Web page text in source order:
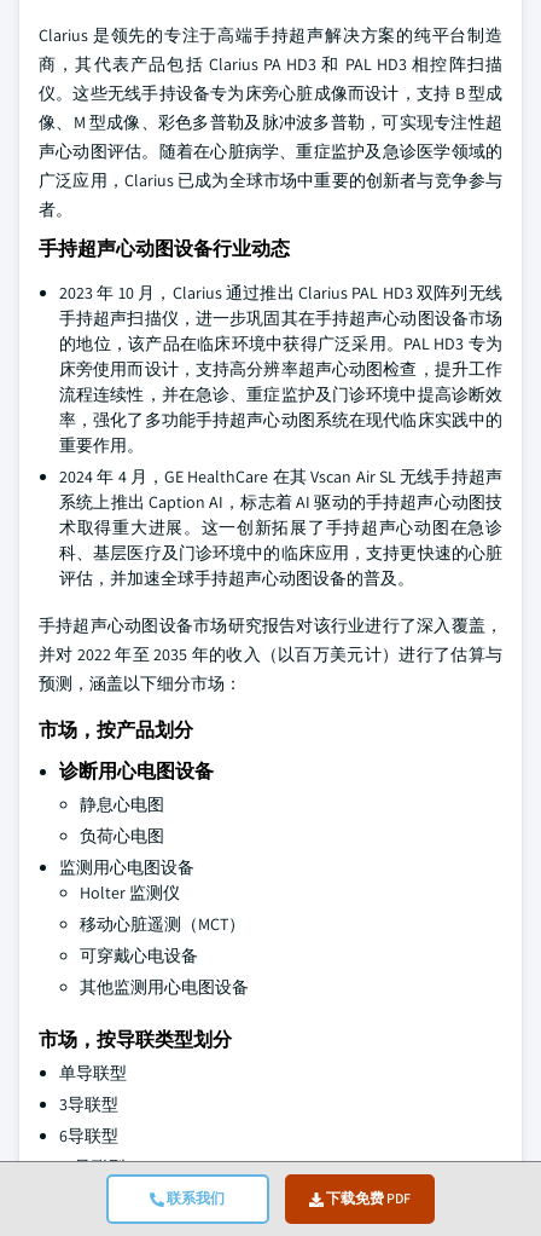
联系我们 下载免费 PDF
Clarius 是领先的专注于高端手持超声解决方案的纯平台制造
商，其代表产品包括 Clarius PA HD3 和 PAL HD3 相控阵扫描
仪。这些无线手持设备专为床旁心脏成像而设计，支持 B 型成
像、M 型成像、彩色多普勒及脉冲波多普勒，可实现专注性超
声心动图评估。随着在心脏病学、重症监护及急诊医学领域的
广泛应用，Clarius 已成为全球市场中重要的创新者与竞争参与
者。
手持超声心动图设备行业动态
2023 年 10 月，Clarius 通过推出 Clarius PAL HD3 双阵列无线
手持超声扫描仪，进一步巩固其在手持超声心动图设备市场
的地位，该产品在临床环境中获得广泛采用。PAL HD3 专为
床旁使用而设计，支持高分辨率超声心动图检查，提升工作
流程连续性，并在急诊、重症监护及门诊环境中提高诊断效
率，强化了多功能手持超声心动图系统在现代临床实践中的
重要作用。
2024 年 4 月，GE HealthCare 在其 Vscan Air SL 无线手持超声
系统上推出 Caption AI，标志着 AI 驱动的手持超声心动图技
术取得重大进展。这一创新拓展了手持超声心动图在急诊
科、基层医疗及门诊环境中的临床应用，支持更快速的心脏
评估，并加速全球手持超声心动图设备的普及。
手持超声心动图设备市场研究报告对该行业进行了深入覆盖，
并对 2022 年至 2035 年的收入（以百万美元计）进行了估算与
预测，涵盖以下细分市场：
市场，按产品划分
诊断用心电图设备
静息心电图
负荷心电图
监测用心电图设备
Holter 监测仪
移动心脏遥测（MCT）
可穿戴心电设备
其他监测用心电图设备
市场，按导联类型划分
单导联型
3导联型
6导联型
12导联型
其他导联类型